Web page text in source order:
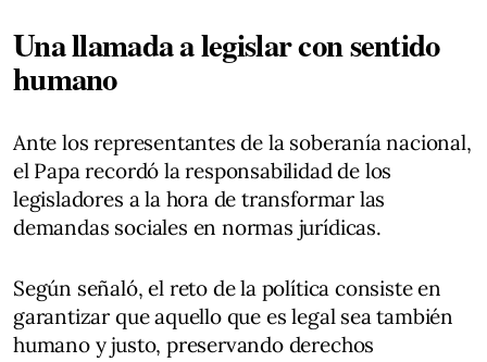
Una llamada a legislar con sentido
humano
Ante los representantes de la soberanía nacional,
el Papa recordó la responsabilidad de los
legisladores a la hora de transformar las
demandas sociales en normas jurídicas.
Según señaló, el reto de la política consiste en
garantizar que aquello que es legal sea también
humano y justo, preservando derechos